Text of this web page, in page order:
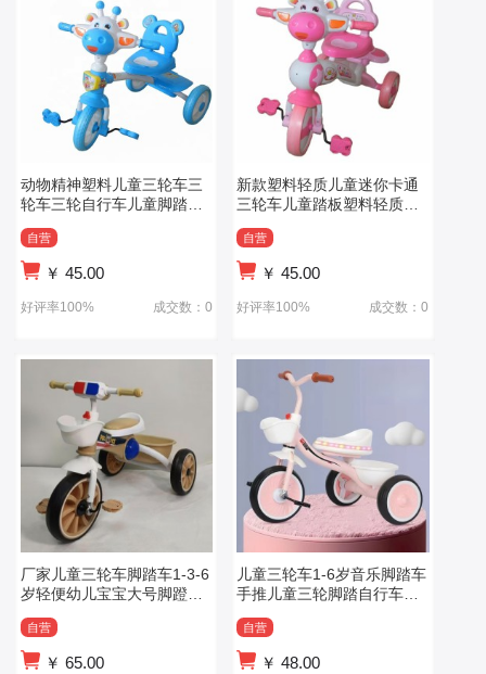
动物精神塑料儿童三轮车三
轮车三轮自行车儿童脚踏三
自营
￥ 45.00
好评率100% 成交数：0
新款塑料轻质儿童迷你卡通
三轮车儿童踏板塑料轻质儿
自营
￥45.00
好评率100% 成交数：0
厂家儿童三轮车脚踏车1-3-6
岁轻便幼儿宝宝大号脚蹬自
自营
￥ 65.00
儿童三轮车1-6岁音乐脚踏车
手推儿童三轮脚踏自行车儿
自营
￥48.00